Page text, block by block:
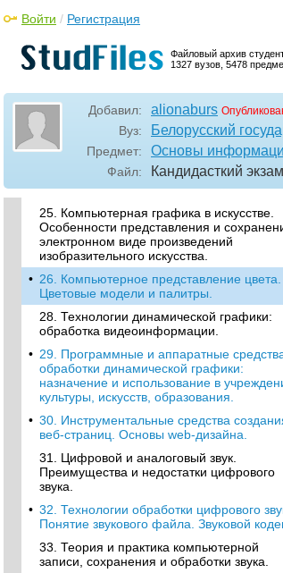
Файловый архив
1327 вузов, 5478
Войти / Регистрация
Добавил: alionaburs
Вуз: Белорусский
Предмет: Основы
Файл: Кандидасткий
Классификация. Графические редакторы
• 22. Статическая графика. Создание,
преобразование и вывод графической
23. Динамическая графика. Понятие
анимации. 2d- и 3d-анимация. Этапы
создания анимационных материалов.
24. Технические и программные
методы обработки графических
изображений.
25. Компьютерная графика в искусстве.
Особенности представления и
электронном виде произведений
изобразительного искусства.
• 26. Компьютерное представление цвета.
Цветовые модели и палитры.
28. Технологии динамической графики:
обработка видеоинформации.
• 29. Программные и аппаратные
обработки динамической графики:
назначение и использование в
культуры, искусств, образования.
• 30. Инструментальные средства
веб-страниц. Основы web-дизайна.
31. Цифровой и аналоговый звук.
Преимущества и недостатки цифрового
звука.
• 32. Технологии обработки цифрового
Понятие звукового файла. Звуковой
33. Теория и практика компьютерной
записи, сохранения и обработки звука.